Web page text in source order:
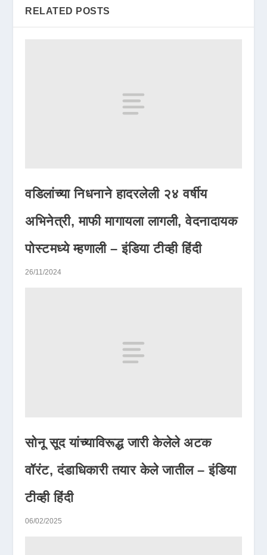
RELATED POSTS
वडिलांच्या निधनाने हादरलेली २४ वर्षीय
अभिनेत्री, माफी मागायला लागली, वेदनादायक
पोस्टमध्ये म्हणाली – इंडिया टीव्ही हिंदी
26/11/2024
सोनू सूद यांच्याविरूद्ध जारी केलेले अटक
वॉरंट, दंडाधिकारी तयार केले जातील – इंडिया
टीव्ही हिंदी
06/02/2025